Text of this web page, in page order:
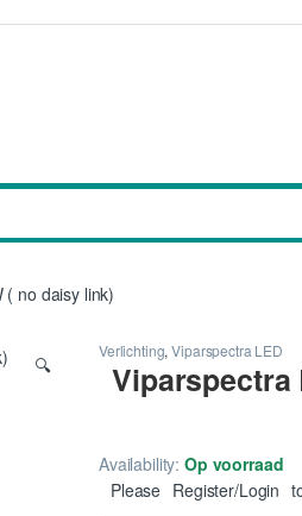
( no daisy link)
🔍
Verlichting,Viparspectra LED
Viparspectra
Availability:Op voorraad
Please Register/Login